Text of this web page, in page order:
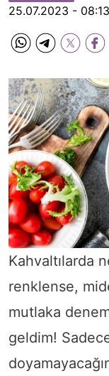
25.07.2023 - 08:13
Kahvaltılarda
renklense,
mutlaka
geldim!